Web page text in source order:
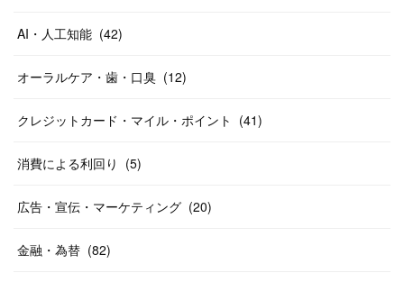
AI・人工知能 (42)
オーラルケア・歯・口臭 (12)
クレジットカード・マイル・ポイント (41)
消費による利回り (5)
広告・宣伝・マーケティング (20)
金融・為替 (82)